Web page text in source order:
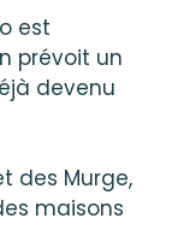
est
prévoit un
devenu
des Murge,
maisons